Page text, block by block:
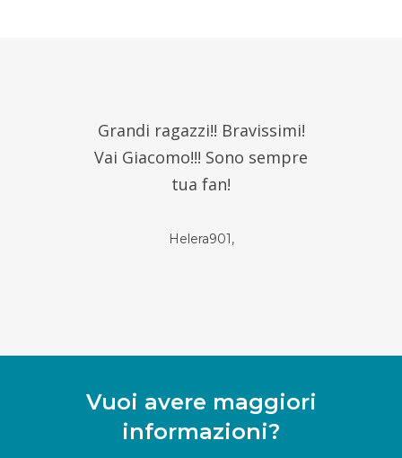
Grandi ragazzi!! Bravissimi!
Vai Giacomo!!! Sono sempre
tua fan!
Helera901,
Vuoi avere maggiori
informazioni?